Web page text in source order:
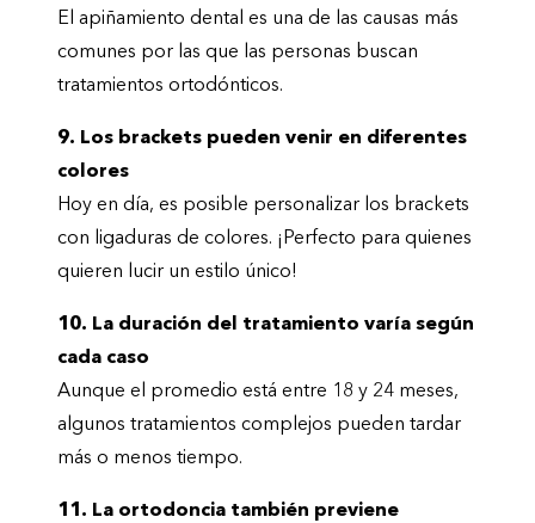
El apiñamiento dental es una de las causas más
comunes por las que las personas buscan
tratamientos ortodónticos.
9. Los brackets pueden venir en diferentes
colores
Hoy en día, es posible personalizar los brackets
con ligaduras de colores. ¡Perfecto para quienes
quieren lucir un estilo único!
10. La duración del tratamiento varía según
cada caso
Aunque el promedio está entre 18 y 24 meses,
algunos tratamientos complejos pueden tardar
más o menos tiempo.
11. La ortodoncia también previene